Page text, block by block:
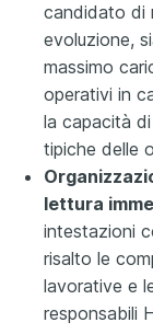
candidato di
evoluzione,
massimo
operativi in
la capacità
tipiche delle
lettura
intestazioni
risalto le
lavorative e
responsabili